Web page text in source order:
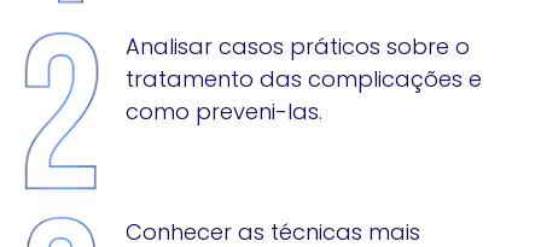
Analisar casos práticos sobre o
tratamento das complicações e
como preveni-las.
Conhecer as técnicas mais